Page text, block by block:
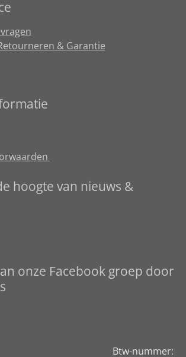
& Garantie
hoogte van nieuws &
onze Facebook groep door
Btw-nummer: